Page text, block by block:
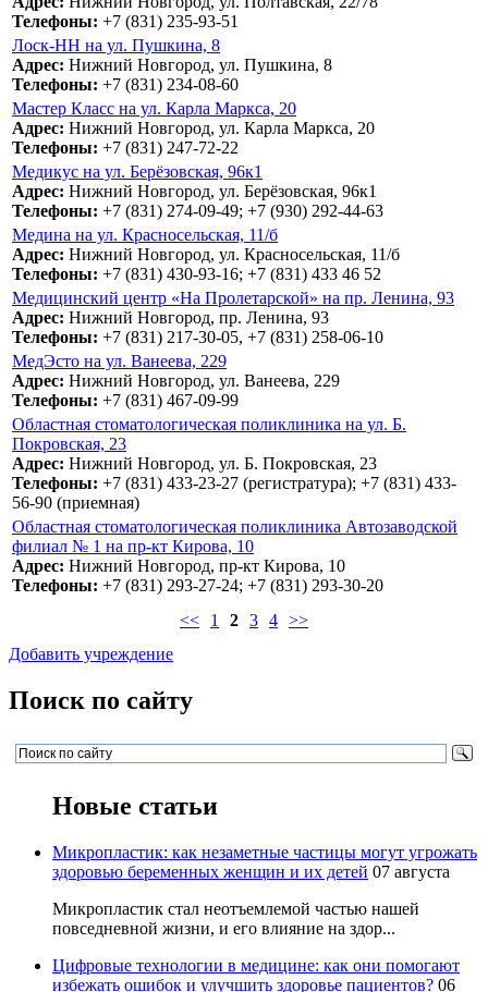
Телефоны: +7 (831) 235-93-51
Лоск-НН на ул. Пушкина, 8
Адрес: Нижний Новгород, ул. Пушкина, 8
Телефоны: +7 (831) 234-08-60
Мастер Класс на ул. Карла Маркса, 20
Адрес: Нижний Новгород, ул. Карла Маркса, 20
Телефоны: +7 (831) 247-72-22
Медикус на ул. Берёзовская, 96к1
Адрес: Нижний Новгород, ул. Берёзовская, 96к1
Телефоны: +7 (831) 274-09-49; +7 (930) 292-44-63
Медина на ул. Красносельская, 11/б
Адрес: Нижний Новгород, ул. Красносельская, 11/б
Телефоны: +7 (831) 430-93-16; +7 (831) 433 46 52
Медицинский центр «На Пролетарской» на пр. Ленина, 93
Адрес: Нижний Новгород, пр. Ленина, 93
Телефоны: +7 (831) 217-30-05, +7 (831) 258-06-10
МедЭсто на ул. Ванеева, 229
Адрес: Нижний Новгород, ул. Ванеева, 229
Телефоны: +7 (831) 467-09-99
Областная стоматологическая поликлиника на ул. Б.
Покровская, 23
Адрес: Нижний Новгород, ул. Б. Покровская, 23
Телефоны: +7 (831) 433-23-27 (регистратура); +7 (831) 433-
56-90 (приемная)
Областная стоматологическая поликлиника Автозаводской
филиал № 1 на пр-кт Кирова, 10
Адрес: Нижний Новгород, пр-кт Кирова, 10
Телефоны: +7 (831) 293-27-24; +7 (831) 293-30-20
<<
1 2 3 4 >>
Добавить учреждение
Поиск по сайту
Новые статьи
Микропластик: как незаметные частицы могут угрожать
здоровью беременных женщин и их детей 07 августа
Микропластик стал неотъемлемой частью нашей
повседневной жизни, и его влияние на здор...
Цифровые технологии в медицине: как они помогают
избежать ошибок и улучшить здоровье пациентов? 06